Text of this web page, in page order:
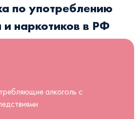
по употреблению
и наркотиков в РФ
алкоголь с